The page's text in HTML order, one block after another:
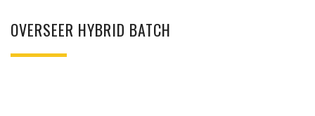
OVERSEER HYBRID BATCH